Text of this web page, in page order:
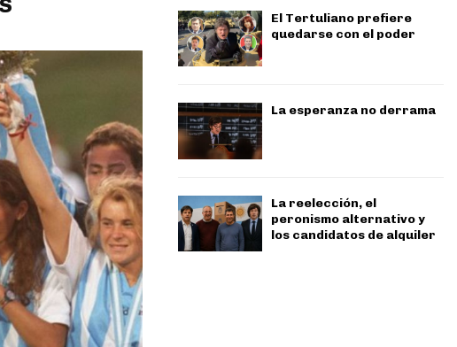
El Tertuliano prefiere
quedarse con el poder
La esperanza no derrama
La reelección, el
peronismo alternativo y
los candidatos de alquiler